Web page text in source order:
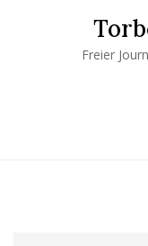
Freier